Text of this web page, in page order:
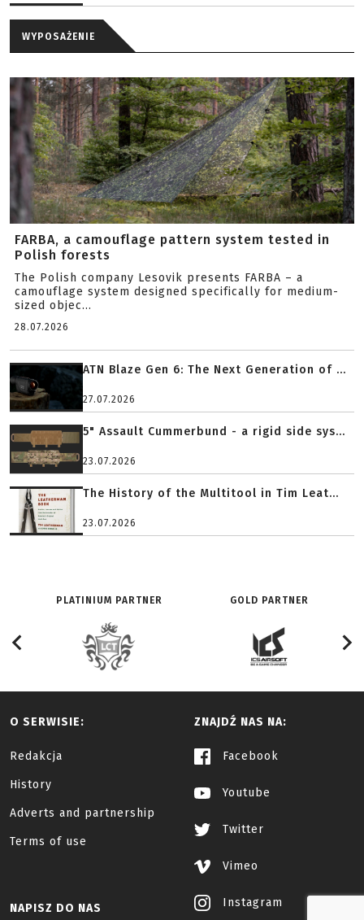
WYPOSAŻENIE
FARBA, a camouflage pattern system tested in
Polish forests
The Polish company Lesovik presents FARBA – a
camouflage system designed specifically for medium-
sized objec...
28.07.2026
ATN Blaze Gen 6: The Next Generation of ...
27.07.2026
5" Assault Cummerbund - a rigid side sys...
23.07.2026
The History of the Multitool in Tim Leat...
23.07.2026
PLATINIUM PARTNER GOLD PARTNER
O SERWISIE:
Redakcja
History
Adverts and partnership
Terms of use
ZNAJDŹ NAS NA:
Facebook
Youtube
Twitter
Vimeo
Instagram
NAPISZ DO NAS